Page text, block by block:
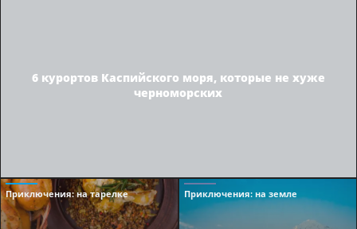
6 курортов Каспийского моря, которые не хуже
черноморских
Приключения: на тарелке Приключения: на земле